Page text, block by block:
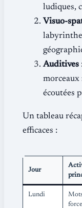
ludiques,
Visuo-
Auditives
morceaux
écoutées
Un tableau
efficaces :
Jour
Lundi